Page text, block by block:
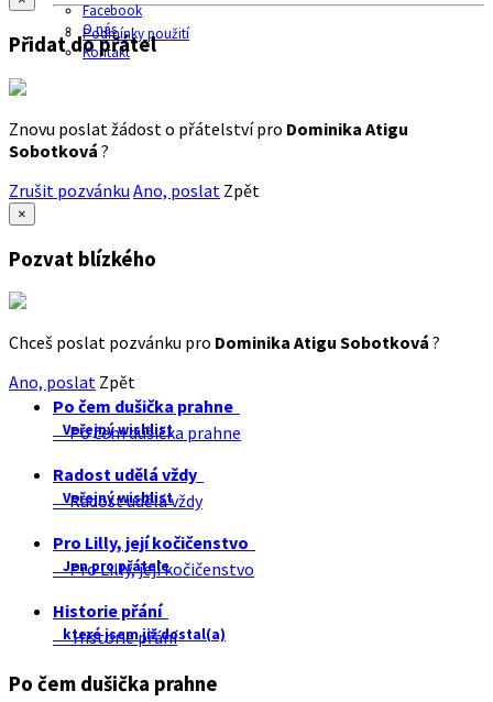
Facebook
O nás
Podmínky použití
Kontakt
Přidat do přátel
Znovu poslat žádost o přátelství pro Dominika Atigu
Sobotková ?
Zrušit pozvánku Ano, poslat Zpět
×
Pozvat blízkého
Chceš poslat pozvánku pro Dominika Atigu Sobotková ?
Ano, poslat Zpět
Po čem dušička prahne
Veřejný wishlist
Po čem dušička prahne
Radost udělá vždy
Veřejný wishlist
Radost udělá vždy
Pro Lilly, její kočičenstvo
Jen pro přátele
Pro Lilly, její kočičenstvo
Historie přání
které jsem již dostal(a)
Historie přání
Po čem dušička prahne